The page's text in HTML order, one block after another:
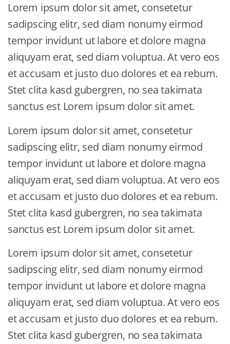
Lorem ipsum dolor sit amet, consetetur
sadipscing elitr, sed diam nonumy eirmod
tempor invidunt ut labore et dolore magna
aliquyam erat, sed diam voluptua. At vero eos
et accusam et justo duo dolores et ea rebum.
Stet clita kasd gubergren, no sea takimata
sanctus est Lorem ipsum dolor sit amet.
Lorem ipsum dolor sit amet, consetetur
sadipscing elitr, sed diam nonumy eirmod
tempor invidunt ut labore et dolore magna
aliquyam erat, sed diam voluptua. At vero eos
et accusam et justo duo dolores et ea rebum.
Stet clita kasd gubergren, no sea takimata
sanctus est Lorem ipsum dolor sit amet.
Lorem ipsum dolor sit amet, consetetur
sadipscing elitr, sed diam nonumy eirmod
tempor invidunt ut labore et dolore magna
aliquyam erat, sed diam voluptua. At vero eos
et accusam et justo duo dolores et ea rebum.
Stet clita kasd gubergren, no sea takimata